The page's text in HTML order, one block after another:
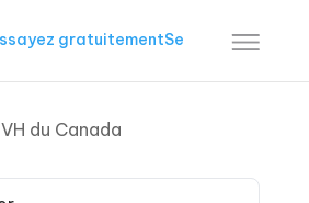
gratuitementSe
du Canada